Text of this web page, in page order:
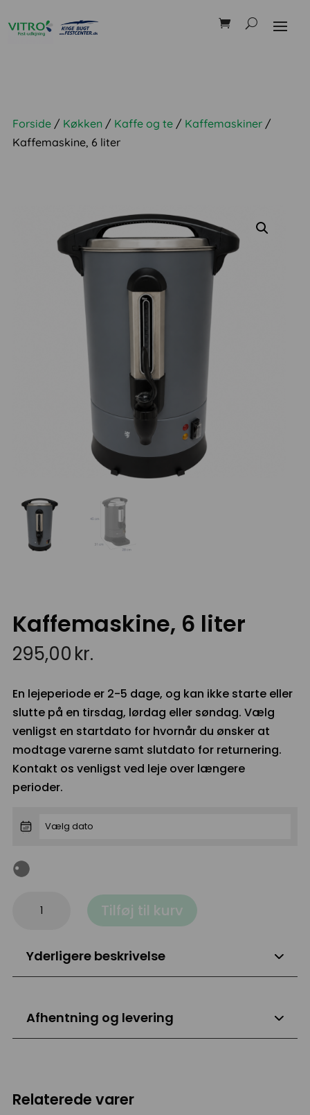
Forside / Køkken / Kaffe og te / Kaffemaskiner /
Kaffemaskine, 6 liter
Kaffemaskine, 6 liter
295,00kr.
En lejeperiode er 2-5 dage, og kan ikke starte eller
slutte på en tirsdag, lørdag eller søndag. Vælg
venligst en startdato for hvornår du ønsker at
modtage varerne samt slutdato for returnering.
Kontakt os venligst ved leje over længere
perioder.
Kaffemaskine,
antal
Tilføj til kurv
Yderligere beskrivelse
Afhentning og levering
Relaterede varer